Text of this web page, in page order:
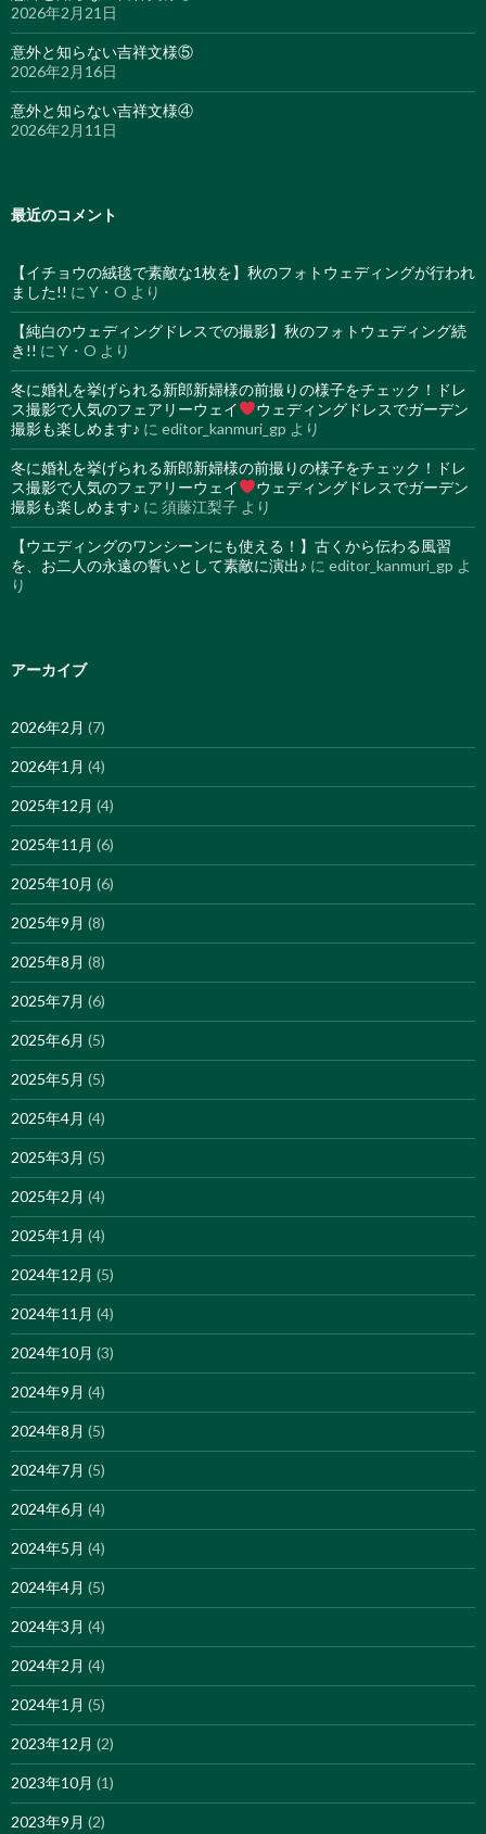
2026年2月21日
意外と知らない吉祥文様⑤
2026年2月16日
意外と知らない吉祥文様④
2026年2月11日
最近のコメント
【イチョウの絨毯で素敵な1枚を】秋のフォトウェディングが行われ
ました!! に Y・O より
【純白のウェディングドレスでの撮影】秋のフォトウェディング続
き!! に Y・O より
冬に婚礼を挙げられる新郎新婦様の前撮りの様子をチェック！ドレ
ス撮影で人気のフェアリーウェイ
ウェディングドレスでガーデン
撮影も楽しめます♪ に editor_kanmuri_gp より
冬に婚礼を挙げられる新郎新婦様の前撮りの様子をチェック！ドレ
ス撮影で人気のフェアリーウェイ
ウェディングドレスでガーデン
撮影も楽しめます♪ に 須藤江梨子 より
【ウエディングのワンシーンにも使える！】古くから伝わる風習
を、お二人の永遠の誓いとして素敵に演出♪ に editor_kanmuri_gp よ
り
アーカイブ
2026年2月 (7)
2026年1月 (4)
2025年12月 (4)
2025年11月 (6)
2025年10月 (6)
2025年9月 (8)
2025年8月 (8)
2025年7月 (6)
2025年6月 (5)
2025年5月 (5)
2025年4月 (4)
2025年3月 (5)
2025年2月 (4)
2025年1月 (4)
2024年12月 (5)
2024年11月 (4)
2024年10月 (3)
2024年9月 (4)
2024年8月 (5)
2024年7月 (5)
2024年6月 (4)
2024年5月 (4)
2024年4月 (5)
2024年3月 (4)
2024年2月 (4)
2024年1月 (5)
2023年12月 (2)
2023年10月 (1)
2023年9月 (2)